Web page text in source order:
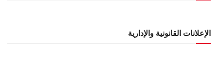
الإعلانات القانونية والإدارية